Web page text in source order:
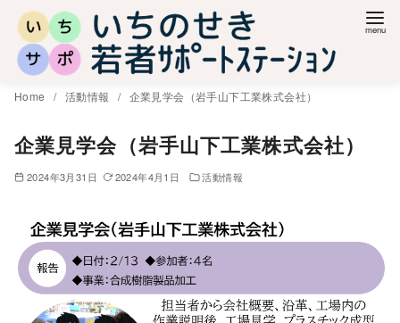
Home 活動情報 企業見学会（岩手山下工業株式会社）
企業見学会（岩手山下工業株式会社）
2024年3月31日 2024年4月1日 活動情報